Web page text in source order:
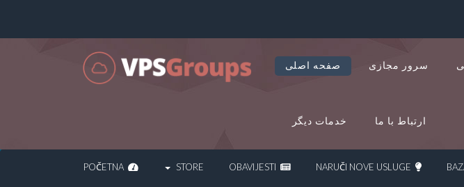
صفحه اصلی سرور مجازی
خدمات دیگر ارتباط با ما
STORE